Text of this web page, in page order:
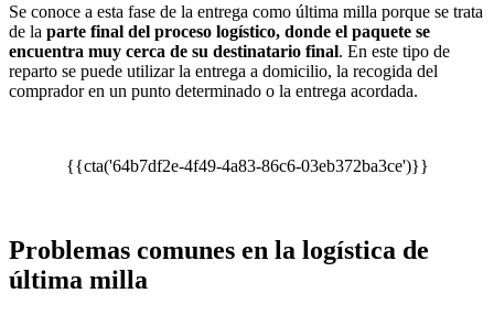
Se conoce a esta fase de la entrega como última milla porque se trata
de la parte final del proceso logístico, donde el paquete se
encuentra muy cerca de su destinatario final. En este tipo de
reparto se puede utilizar la entrega a domicilio, la recogida del
comprador en un punto determinado o la entrega acordada.
{{cta('64b7df2e-4f49-4a83-86c6-03eb372ba3ce')}}
Problemas comunes en la logística de
última milla